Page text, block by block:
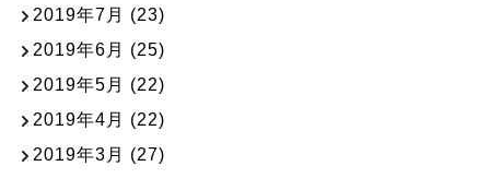
2019年7月 (23)
2019年6月 (25)
2019年5月 (22)
2019年4月 (22)
2019年3月 (27)